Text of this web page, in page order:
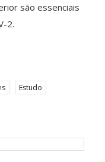
são essenciais
2.
Estudo